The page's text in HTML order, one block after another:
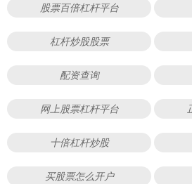
股票百倍杠杆平台
杠杆炒股股票
配资查询
网上股票杠杆平台
十倍杠杆炒股
买股票怎么开户